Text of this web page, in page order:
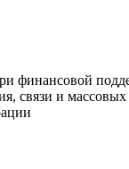
финансовой
связи и